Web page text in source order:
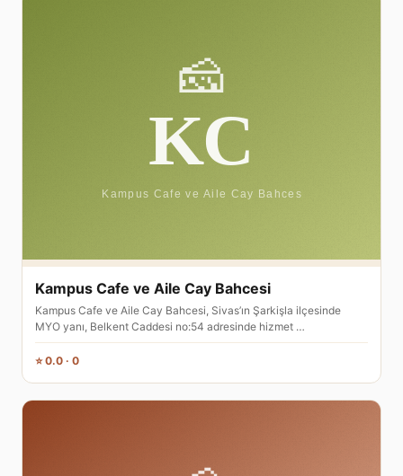
Kampus Cafe ve Aile Cay Bahcesi
Kampus Cafe ve Aile Cay Bahcesi, Sivas’ın Şarkişla ilçesinde
MYO yanı, Belkent Caddesi no:54 adresinde hizmet …
⭐ 0.0 · 0